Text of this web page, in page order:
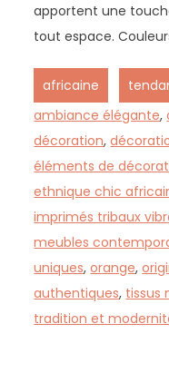
apportent une
tout espace.
africaine
ambiance élégante,
décoration,
éléments de
ethnique chic
imprimés tribaux
meubles
uniques,orange,
authentiques, tissus
tradition et